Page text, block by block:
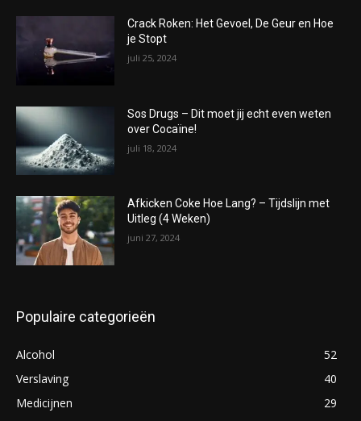
Crack Roken: Het Gevoel, De Geur en Hoe
je Stopt
juli 25, 2024
Sos Drugs – Dit moet jij echt even weten
over Cocaïne!
juli 18, 2024
Afkicken Coke Hoe Lang? – Tijdslijn met
Uitleg (4 Weken)
juni 27, 2024
Populaire categorieën
Alcohol
52
Verslaving
40
Medicijnen
29